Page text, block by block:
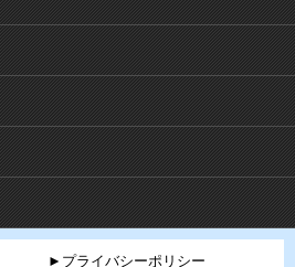
►プライバシーポリシー